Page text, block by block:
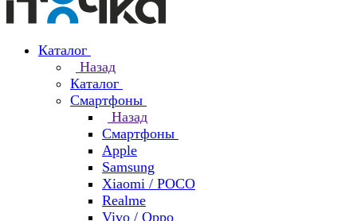
Каталог
Назад
Каталог
Смартфоны
Назад
Смартфоны
Apple
Samsung
Xiaomi / POCO
Realme
Vivo / Oppo